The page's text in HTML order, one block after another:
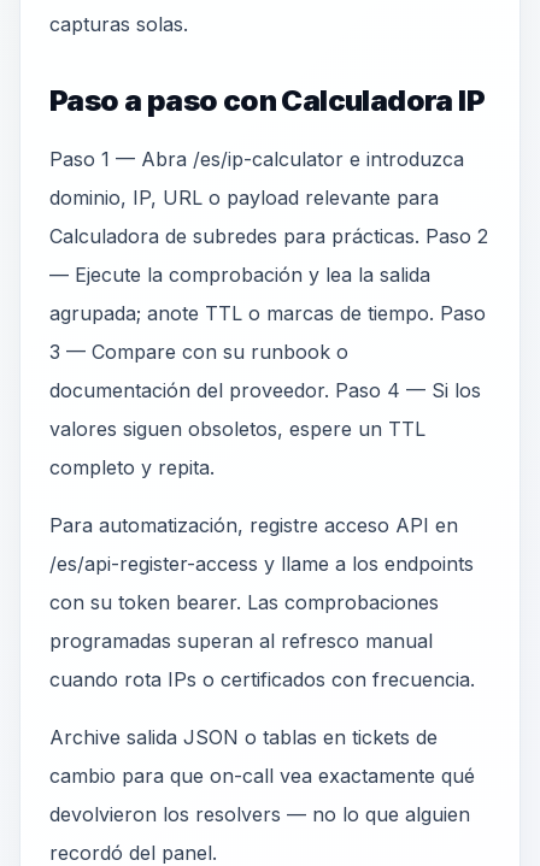
capturas solas.
Paso a paso con Calculadora IP
Paso 1 — Abra /es/ip-calculator e introduzca
dominio, IP, URL o payload relevante para
Calculadora de subredes para prácticas. Paso 2
— Ejecute la comprobación y lea la salida
agrupada; anote TTL o marcas de tiempo. Paso
3 — Compare con su runbook o
documentación del proveedor. Paso 4 — Si los
valores siguen obsoletos, espere un TTL
completo y repita.
Para automatización, registre acceso API en
/es/api-register-access y llame a los endpoints
con su token bearer. Las comprobaciones
programadas superan al refresco manual
cuando rota IPs o certificados con frecuencia.
Archive salida JSON o tablas en tickets de
cambio para que on-call vea exactamente qué
devolvieron los resolvers — no lo que alguien
recordó del panel.